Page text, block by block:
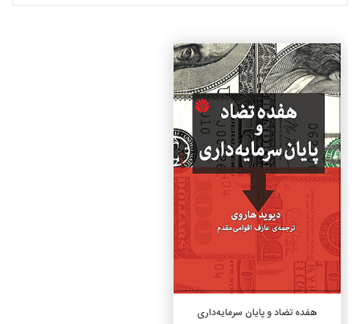
افزودن به سبد خرید
هفده تضاد و پایان سرمایه‌داری